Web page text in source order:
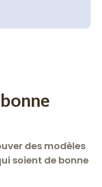
des modèles
soient de bonne